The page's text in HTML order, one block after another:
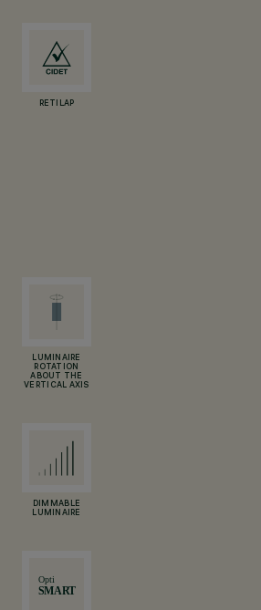
RETILAP
LUMINAIRE
ROTATION
ABOUT THE
VERTICAL AXIS
DIMMABLE
LUMINAIRE